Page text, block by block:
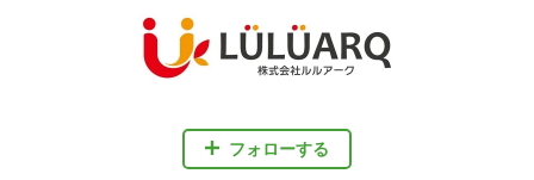
フォローする